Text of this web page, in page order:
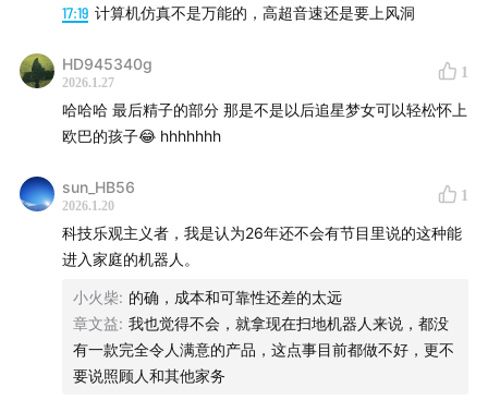
测下一个词（Next Token），而是预测世界的下一个状态
（Next State）。
入现实前，将在遵循物理规律的虚拟世界中完成亿万次训
练。
契约基础设施：楼梯、门把手是人类社会的物理契约；
区块链是数字契约；人形机器人则是为了适应这套“人类契
约”而诞生的通用终端。
生成式 vs. 判定式：GPU 擅长“生成”混沌中的创造，量
17:19 计算机仿真不是万能的，高超音速还是要上风洞
HD945340g
2026.1.27
1
哈哈哈 最后精子的部分 那是不是以后追星梦女可以轻松怀上
欧巴的孩子😂 hhhhhhh
sun_HB56
2026.1.20
1
科技乐观主义者，我是认为26年还不会有节目里说的这种能
进入家庭的机器人。
小火柴: 的确，成本和可靠性还差的太远
章文益: 我也觉得不会，就拿现在扫地机器人来说，都没
有一款完全令人满意的产品，这点事目前都做不好，更不
要说照顾人和其他家务